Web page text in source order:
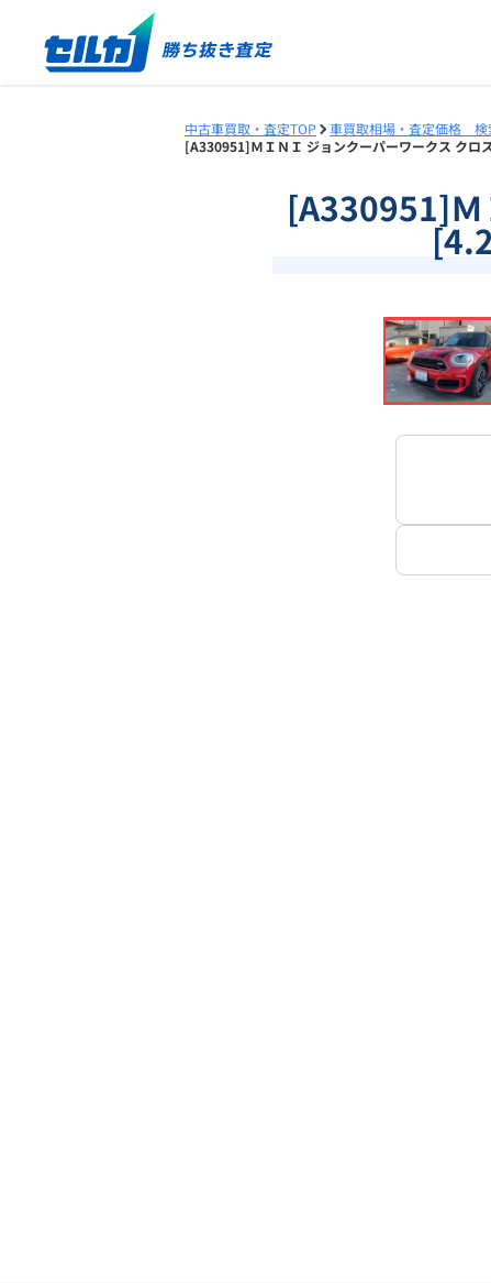
中古車買取・査定TOP 車買取相場・査定価格 検
[A330951]ＭＩＮＩ ジョンクーパーワークス ク
[A330951]Ｍ